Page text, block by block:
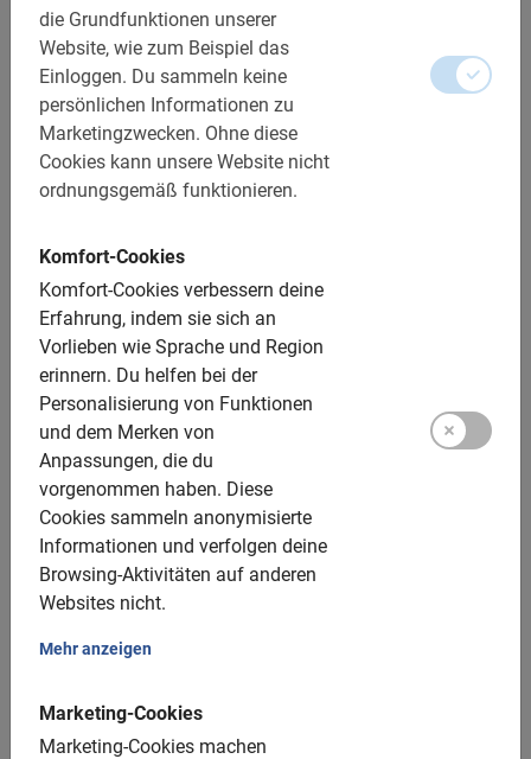
die Grundfunktionen unserer
Website, wie zum Beispiel das
Einloggen. Du sammeln keine
persönlichen Informationen zu
Marketingzwecken. Ohne diese
Cookies kann unsere Website nicht
ordnungsgemäß funktionieren.
Komfort-Cookies
Komfort-Cookies verbessern deine
Erfahrung, indem sie sich an
Vorlieben wie Sprache und Region
erinnern. Du helfen bei der
Personalisierung von Funktionen
und dem Merken von
Anpassungen, die du
vorgenommen haben. Diese
Cookies sammeln anonymisierte
Informationen und verfolgen deine
Browsing-Aktivitäten auf anderen
Websites nicht.
Mehr anzeigen
Marketing-Cookies
Marketing-Cookies machen
53 €
N/A
Fahrradverleih Florenz
Erkunde diese wunderschöne Stadt auf eigene Faust und
miete dir ein Fahrrad, anstatt eine Tour durch Florenz zu
machen. Das ist flexibel und du hast völlige Freiheit.
4.8 (15)
Von 15 €